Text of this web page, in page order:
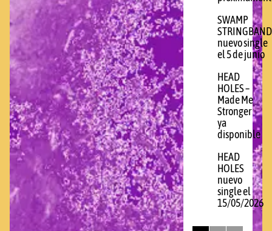
SWAMP
STRINGBAND
nuevo single
el 5 de junio
HEAD
HOLES –
Made Me
Stronger
ya
disponible
HEAD
HOLES
nuevo
single el
15/05/2026